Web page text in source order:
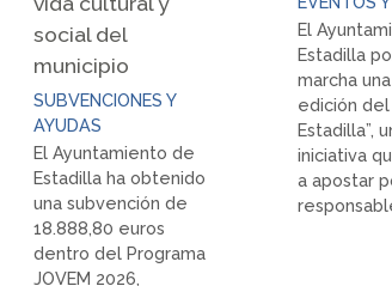
social del
municipio
SUBVENCIONES Y
AYUDAS
El Ayuntamiento de
Estadilla ha obtenido
una subvención de
18.888,80 euros
dentro del Programa
JOVEM 2026,
El
Estadilla
marcha
edición del
Estadilla”,
iniciativa
a apostar